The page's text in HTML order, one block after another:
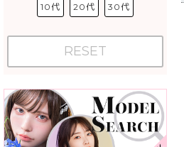
10代 20代 30代
RESET